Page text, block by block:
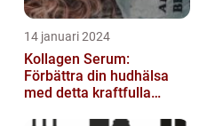
14 januari 2024
Kollagen Serum:
Förbättra din hudhälsa
med detta kraftfulla